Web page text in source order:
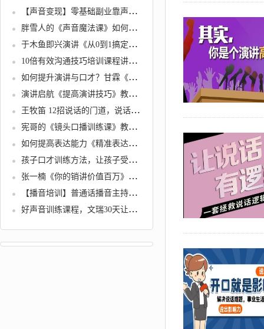
【声音变现】零基础副业靠声音赚钱
胖雪人的《声音魔法课》如何让声音更好听
于木鱼即兴演讲《从0到1搞定即兴演讲特训营》视频课程
10倍有效沟通技巧培训课程讲座，沟通改变命运
如何提升演讲与口才？甘霖《演讲能力提升课》普通人也能成为说话高手
演讲启航《提高演讲技巧》教你如何提升演讲与口才技巧
王牧笛 12招说话的门道，说话技巧训练，让你一开口就赢了
宪哥的《镜头口播训练课》教你如何做一个优秀的变现的口播人
如何提高表达能力《精准表达30讲》能成事儿的表达课
孩子口才训练方法，让孩子受益一生的口才表达培训视频
张一楠《你的销讲价值百万》130年来营销大师们一直隐藏的赚钱藏宝图
【播音培训】普通话播音主持学习教程全套
好声音训练课程，文瑞30天让你拥有好声音，能听懂，能学会